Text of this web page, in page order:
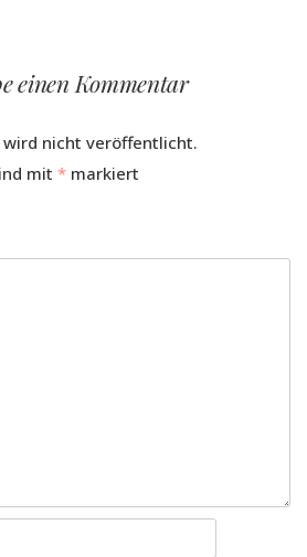
einen Kommentar
wird nicht veröffentlicht.
mit * markiert